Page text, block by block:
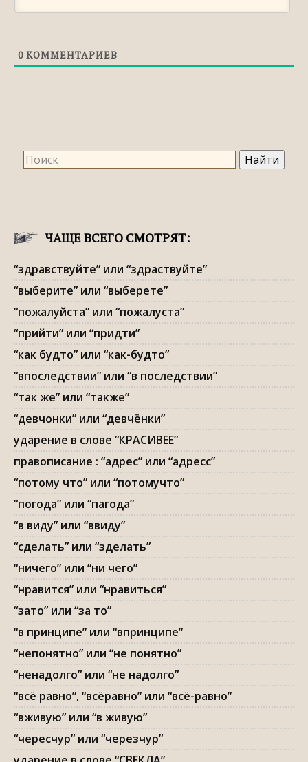
Правильное правописание: «красотулька»
«искусственный», «искусственый» или
«стестняться» или «стеснятся»
0 КОММЕНТАРИЕВ
ЧАЩЕ ВСЕГО СМОТРЯТ:
“здравствуйте” или “здраствуйте”
“выберите” или “выберете”
“пожалуйста” или “пожалуста”
“прийти” или “придти”
“как будто” или “как-будто”
“впоследствии” или “в последствии”
“так же” или “также”
“девчонки” или “девчёнки”
ударение в слове “КРАСИВЕЕ”
правописание : “адрес” или “адресс”
“потому что” или “потомучто”
“погода” или “пагода”
“в виду” или “ввиду”
“сделать” или “зделать”
“ничего” или “ни чего”
“нравится” или “нравиться”
“зато” или “за то”
“в принципе” или “впринципе”
“непонятно” или “не понятно”
“ненадолго” или “не надолго”
“всё равно”, “всёравно” или “всё-равно”
“вживую” или “в живую”
“чересчур” или “черезчур”